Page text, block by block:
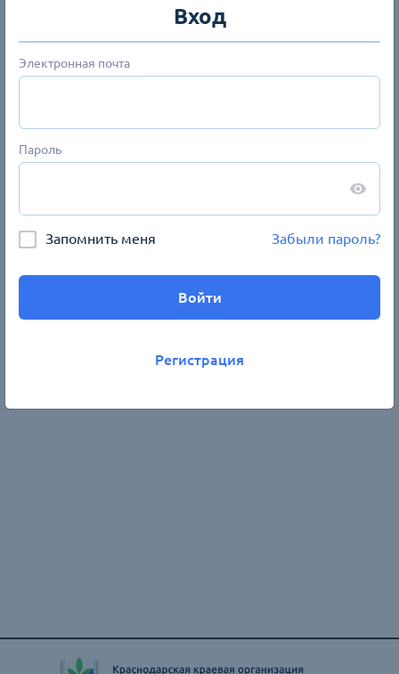
страхования:ОСАГО,
имущества, жизни и т.д.
Вход
Электронная почта
Пароль
Запомнить меня Забыли пароль?
Войти
Регистрация